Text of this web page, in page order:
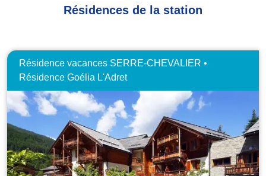
Résidences de la station
Résidence vacances SERRE-CHEVALIER •
Résidence Goélia L'Adret